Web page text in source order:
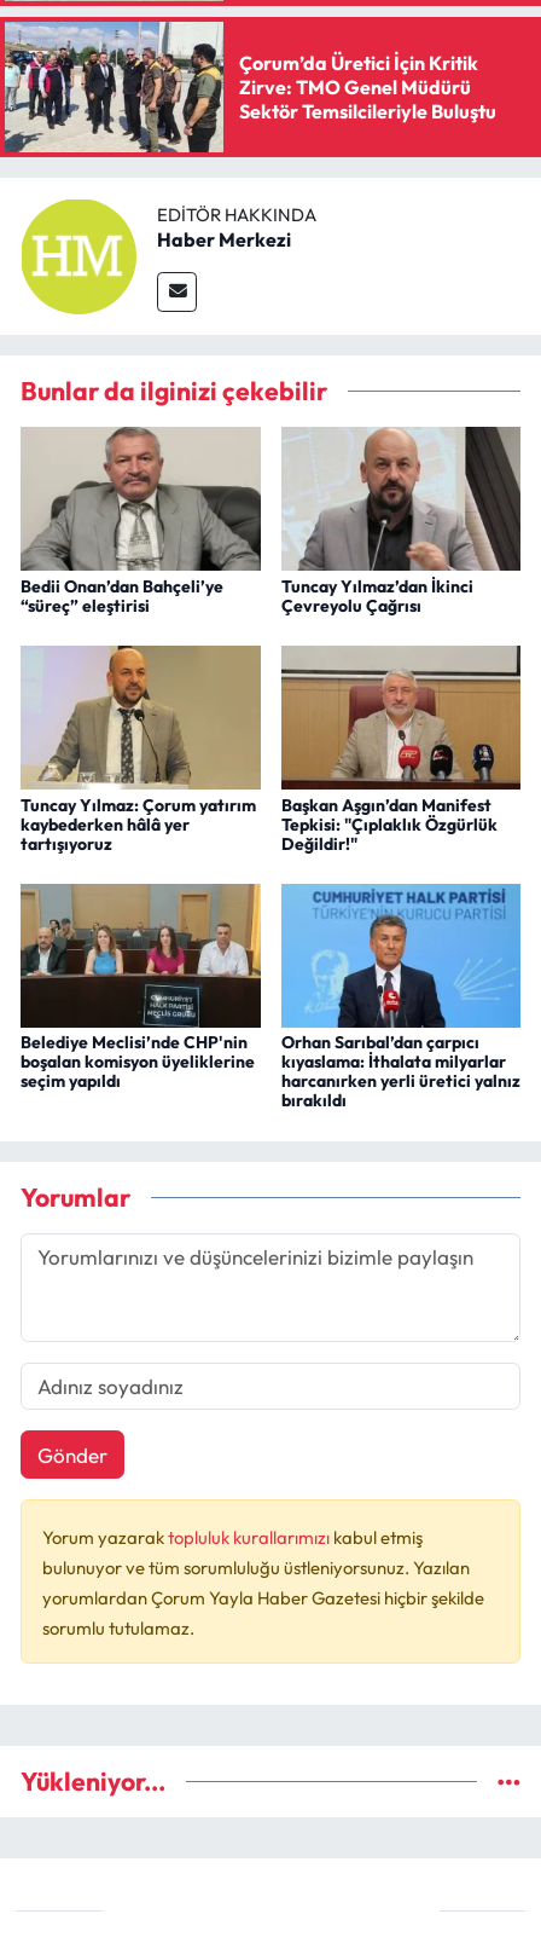
Çorum’da Üretici İçin Kritik
Zirve: TMO Genel Müdürü
Sektör Temsilcileriyle Buluştu
EDITÖR HAKKINDA
Haber Merkezi
Bunlar da ilginizi çekebilir
Bedii Onan’dan Bahçeli’ye
“süreç” eleştirisi
Tuncay Yılmaz’dan İkinci
Çevreyolu Çağrısı
Tuncay Yılmaz: Çorum yatırım
kaybederken hâlâ yer
tartışıyoruz
Başkan Aşgın’dan Manifest
Tepkisi: "Çıplaklık Özgürlük
Değildir!"
Belediye Meclisi’nde CHP'nin
boşalan komisyon üyeliklerine
seçim yapıldı
Orhan Sarıbal’dan çarpıcı
kıyaslama: İthalata milyarlar
harcanırken yerli üretici yalnız
bırakıldı
Yorumlar
Gönder
Yorum yazaraktopluluk kurallarımızı kabul etmiş
bulunuyor ve tüm sorumluluğu üstleniyorsunuz. Yazılan
yorumlardan Çorum Yayla Haber Gazetesi hiçbir şekilde
sorumlu tutulamaz.
Yükleniyor...